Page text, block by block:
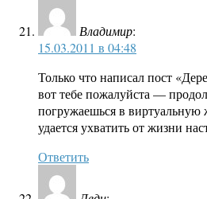
Владимир:
15.03.2011 в 04:48
Только что написал пост
вот тебе пожалуйста —
погружаешься в
удается ухватить от жизни
Ответить